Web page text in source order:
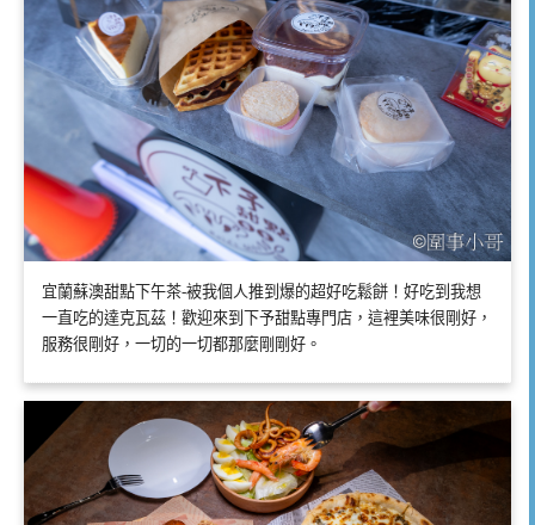
宜蘭蘇澳甜點下午茶-被我個人推到爆的超好吃鬆餅！好吃到我想
一直吃的達克瓦茲！歡迎來到下予甜點專門店，這裡美味很剛好，
服務很剛好，一切的一切都那麼剛剛好。